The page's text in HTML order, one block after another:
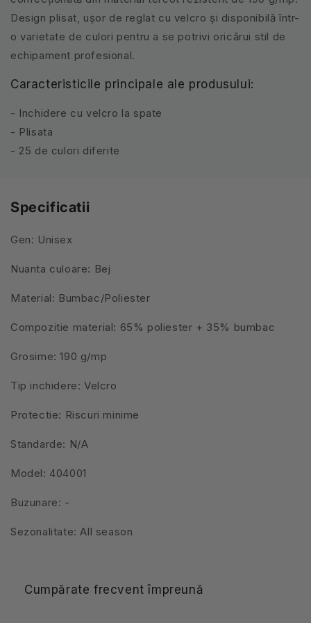
Design plisat, ușor de reglat cu velcro și disponibilă într-
o varietate de culori pentru a se potrivi oricărui stil de
echipament profesional.
Caracteristicile principale ale produsului:
- Inchidere cu velcro la spate
- Plisata
- 25 de culori diferite
Specificatii
Gen: Unisex
Nuanta culoare: Bej
Material: Bumbac/Poliester
Compozitie material: 65% poliester + 35% bumbac
Grosime: 190 g/mp
Tip inchidere: Velcro
Protectie: Riscuri minime
Standarde: N/A
Model: 404001
Buzunare: -
Sezonalitate: All season
Cumpărate frecvent împreună